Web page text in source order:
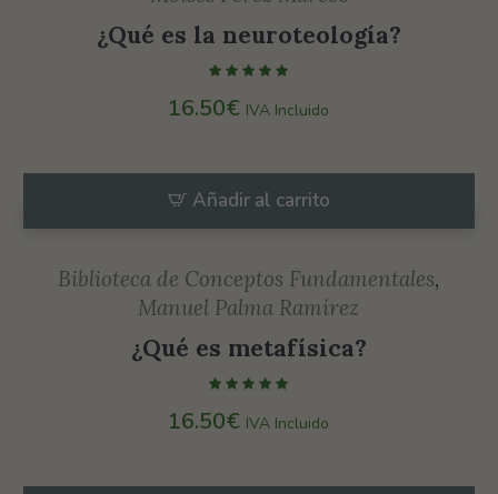
¿Qué es la neuroteología?
16.50€ IVA Incluido
Añadir al carrito
Biblioteca de Conceptos Fundamentales,
Manuel Palma Ramírez
¿Qué es metafísica?
16.50€ IVA Incluido
son
opcionales.
necesarias
para que
funcione la
web.